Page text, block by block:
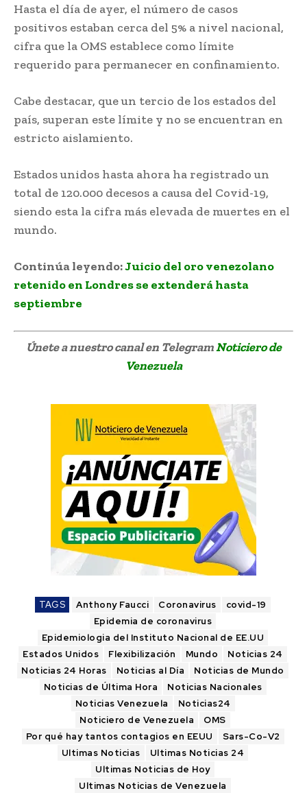
Hasta el día de ayer, el número de casos
positivos estaban cerca del 5% a nivel nacional,
cifra que la OMS establece como límite
requerido para permanecer en confinamiento.
Cabe destacar, que un tercio de los estados del
país, superan este límite y no se encuentran en
estricto aislamiento.
Estados unidos hasta ahora ha registrado un
total de 120.000 decesos a causa del Covid-19,
siendo esta la cifra más elevada de muertes en el
mundo.
Continúa leyendo:Juicio del oro venezolano
retenido en Londres se extenderá hasta
septiembre
Únete a nuestro canal en TelegramNoticiero de
Venezuela
TAGS Anthony Faucci Coronavirus
covid-19
Epidemia de coronavirus
Epidemiologia del Instituto Nacional de EE.UU
Estados Unidos
Flexibilización Mundo
Noticias 24
Noticias 24 Horas
Noticias al Día
Noticias de Mundo
Noticias de Última Hora
Noticias Nacionales
Noticias Venezuela
Noticias24
Noticiero de Venezuela
OMS
Por qué hay tantos contagios en EEUU
Sars-Co-V2
Ultimas Noticias
Ultimas Noticias 24
Ultimas Noticias de Hoy
Ultimas Noticias de Venezuela